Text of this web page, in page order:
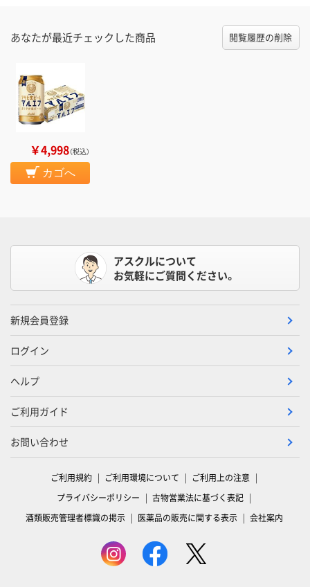
あなたが最近チェックした商品 閲覧履歴の削除
￥4,998（税込）
カゴへ
アスクルについて
お気軽にご質問ください。
新規会員登録
ログイン
ヘルプ
ご利用ガイド
お問い合わせ
ご利用規約 ご利用環境について
ご利用上の注意
プライバシーポリシー
古物営業法に基づく表記
酒類販売管理者標識の掲示
医薬品の販売に関する表示 会社案内